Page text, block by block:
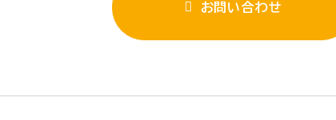
お問い合わせ